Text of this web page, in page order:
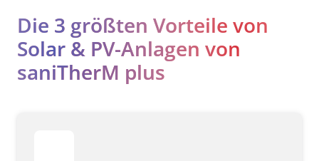
Die 3 größten Vorteile von
Solar & PV-Anlagen von
saniTherM plus